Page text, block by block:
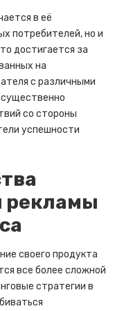
в её
потребителей, но и
достигается за
на
с различными
со стороны
успешности
рекламы
своего продукта
все более сложной
стратегии в